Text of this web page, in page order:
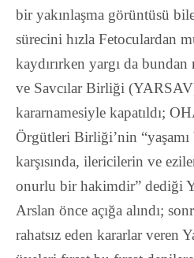
bir yakınlaşma görüntüsü
sürecini hızla Fetoculardan
kaydırırken yargı da bundan
ve Savcılar Birliği
kararnamesiyle kapatıldı;
Örgütleri Birliği’nin
karşısında, ilericilerin ve
onurlu bir hakimdir” dediği
Arslan önce açığa alındı;
rahatsız eden kararlar veren